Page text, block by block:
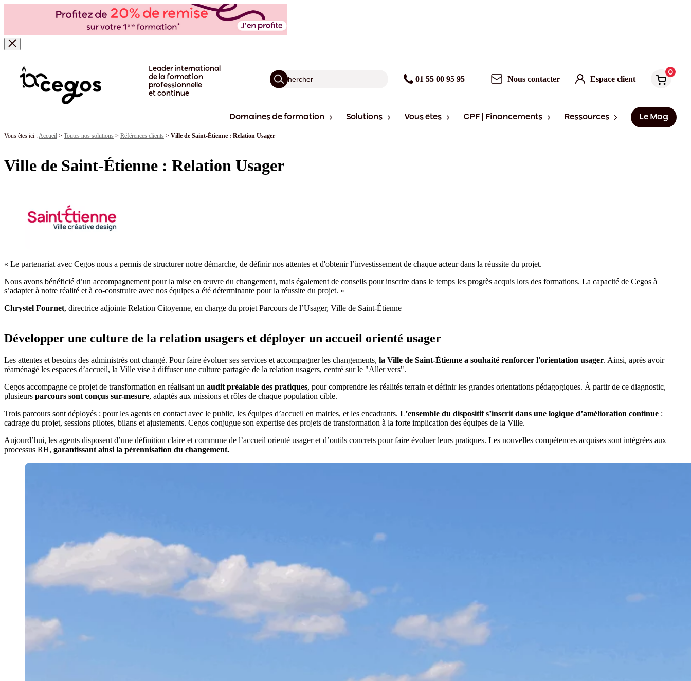
Leader international
de la formation
professionnelle
et continue
01 55 00 95 95 Nous contacter Espace client
0
Domaines de formation Solutions Vous êtes CPF | Financements Ressources Le Mag
Vous êtes ici :Accueil > Toutes nos solutions > Références clients > Ville de Saint-Étienne : Relation Usager
Ville de Saint-Étienne : Relation Usager
« Le partenariat avec Cegos nous a permis de structurer notre démarche, de définir nos attentes et d'obtenir l’investissement de chaque acteur dans la réussite du projet.
Nous avons bénéficié d’un accompagnement pour la mise en œuvre du changement, mais également de conseils pour inscrire dans le temps les progrès acquis lors des formations. La capacité de Cegos à
s’adapter à notre réalité et à co-construire avec nos équipes a été déterminante pour la réussite du projet. »
Chrystel Fournet, directrice adjointe Relation Citoyenne, en charge du projet Parcours de l’Usager, Ville de Saint-Étienne
Développer une culture de la relation usagers et déployer un accueil orienté usager
Les attentes et besoins des administrés ont changé. Pour faire évoluer ses services et accompagner les changements, la Ville de Saint-Étienne a souhaité renforcer l'orientation usager. Ainsi, après avoir
réaménagé les espaces d’accueil, la Ville vise à diffuser une culture partagée de la relation usagers, centré sur le "Aller vers".
Cegos accompagne ce projet de transformation en réalisant un audit préalable des pratiques, pour comprendre les réalités terrain et définir les grandes orientations pédagogiques. À partir de ce diagnostic,
plusieurs parcours sont conçus sur-mesure, adaptés aux missions et rôles de chaque population cible.
Trois parcours sont déployés : pour les agents en contact avec le public, les équipes d’accueil en mairies, et les encadrants. L’ensemble du dispositif s’inscrit dans une logique d’amélioration continue :
cadrage du projet, sessions pilotes, bilans et ajustements. Cegos conjugue son expertise des projets de transformation à la forte implication des équipes de la Ville.
Aujourd’hui, les agents disposent d’une définition claire et commune de l’accueil orienté usager et d’outils concrets pour faire évoluer leurs pratiques. Les nouvelles compétences acquises sont intégrées aux
processus RH, garantissant ainsi la pérennisation du changement.